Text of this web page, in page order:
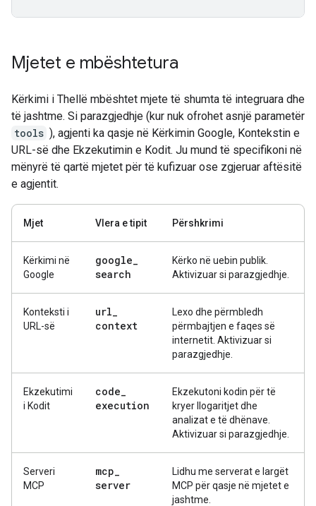
Mjetet e mbështetura
Kërkimi i Thellë mbështet mjete të shumta të integruara dhe
të jashtme. Si parazgjedhje (kur nuk ofrohet asnjë parametër
tools ), agjenti ka qasje në Kërkimin Google, Kontekstin e
URL-së dhe Ekzekutimin e Kodit. Ju mund të specifikoni në
mënyrë të qartë mjetet për të kufizuar ose zgjeruar aftësitë
e agjentit.
Mjet Vlera e tipit Përshkrimi
Kërkimi në
Google
google_
search
Kërko në uebin publik.
Aktivizuar si parazgjedhje.
Konteksti i
URL-së
url_
context
Lexo dhe përmbledh
përmbajtjen e faqes së
internetit. Aktivizuar si
parazgjedhje.
Ekzekutimi
i Kodit
code_
execution
Ekzekutoni kodin për të
kryer llogaritjet dhe
analizat e të dhënave.
Aktivizuar si parazgjedhje.
Serveri
MCP
mcp_
server
Lidhu me serverat e largët
MCP për qasje në mjetet e
jashtme.